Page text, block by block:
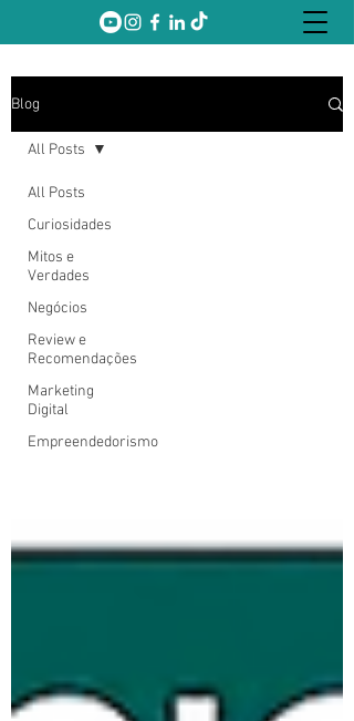
Blog
All Posts
Curiosidades
Mitos e
Verdades
Negócios
Review e
Recomendações
Marketing
Digital
Empreendedorismo
All Posts